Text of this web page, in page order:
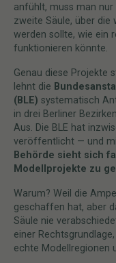
anfühlt, muss man
zweite Säule, über
werden sollte, wie ein
funktionieren könnte.
Genau diese Projekte
lehnt die
(BLE) systematisch
in drei Berliner
Aus. Die BLE hat
veröffentlicht — und
Behörde sieht sich
Modellprojekte zu
Warum? Weil die
geschaffen hat, aber
Säule nie
einer
echte Modellregionen